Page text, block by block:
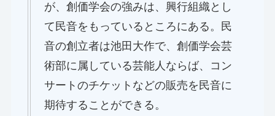
が、創価学会の強みは、興行組織とし
て民音をもっているところにある。民
音の創立者は池田大作で、創価学会芸
術部に属している芸能人ならば、コン
サートのチケットなどの販売を民音に
期待することができる。